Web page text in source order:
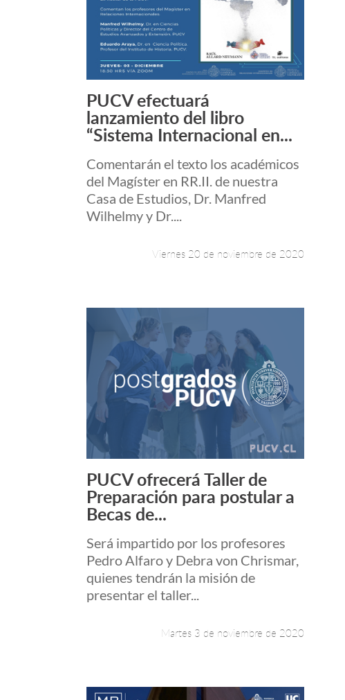
Leer más +
PUCV efectuará
lanzamiento del libro
“Sistema Internacional en...
Comentarán el texto los académicos
del Magíster en RR.II. de nuestra
Casa de Estudios, Dr. Manfred
Wilhelmy y Dr....
Viernes 20 de noviembre de 2020
Leer más +
PUCV ofrecerá Taller de
Preparación para postular a
Becas de...
Será impartido por los profesores
Pedro Alfaro y Debra von Chrismar,
quienes tendrán la misión de
presentar el taller...
Martes 3 de noviembre de 2020